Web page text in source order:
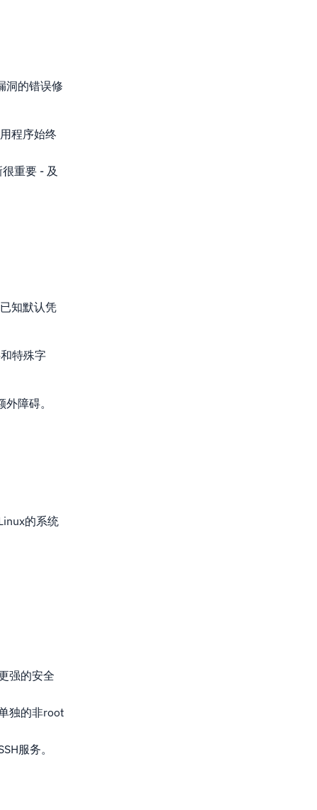
洞的错误修
程序始终
重要 - 及
知默认凭
特殊字
障碍。
的系统
强的安全
独的非root
服务。